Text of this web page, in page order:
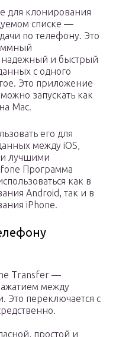
для клонирования
списке —
по телефону. Это
надежный и быстрый
с одного
Это приложение
запускать как
Mac.
его для
между iOS,
лучшими
Программа
как в
Android, так и в
iPhone.
Transfer —
между
Это переключается с
простой и